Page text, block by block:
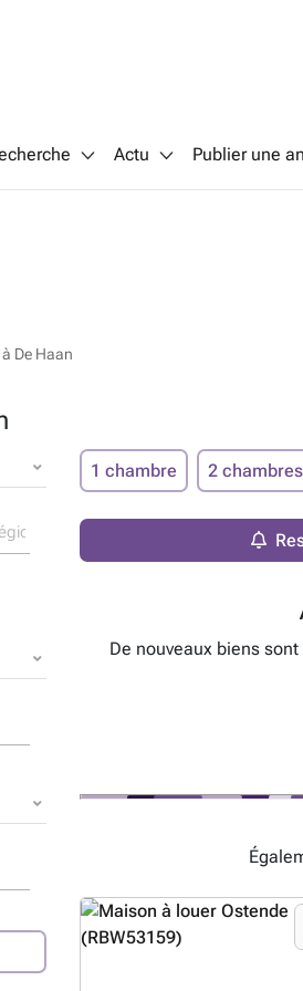
Actu Publier une
De Haan
1 chambre 2 chambres
De nouveaux biens